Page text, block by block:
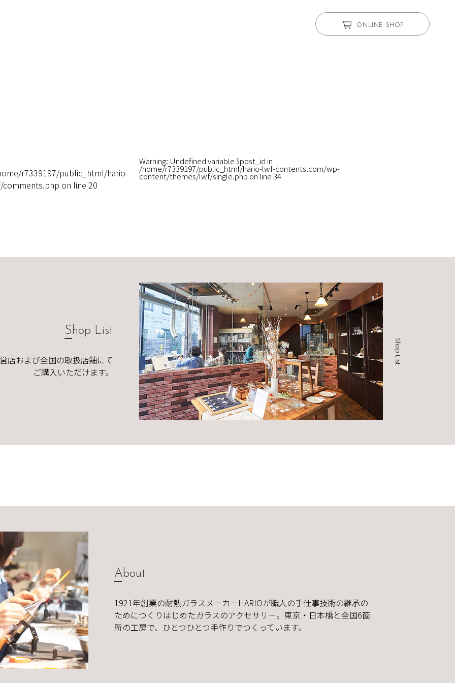
ONLINE SHOP
Warning: Undefined variable $post_id in
/home/r7339197/public_html/hario-lwf-contents.com/wp-
content/themes/lwf/single.php on line34
r7339197/public_html/hario-
on line 20
Shop List
Shop List
店および全国の取扱店舗にて
ご購入いただけます。
About
1921年創業の耐熱ガラスメーカーHARIOが職人の手仕事技術の継承の
ためにつくりはじめたガラスのアクセサリー。東京・日本橋と全国6箇
所の工房で、ひとつひとつ手作りでつくっています。